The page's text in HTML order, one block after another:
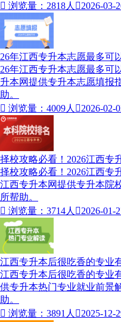
 浏览量：2818人 2026-03-
26年江西专升本志愿最多可
26年江西专升本志愿最多可
升本网提供专升本志愿填报
助。
 浏览量：4009人 2026-02-
择校攻略必看！2026江西专
择校攻略必看！2026江西专
江西专升本网提供专升本院
所帮助。
 浏览量：3714人 2026-01-
江西专升本后很吃香的专业
江西专升本后很吃香的专业
供专升本热门专业就业前景
助。
 浏览量：3891人 2025-12-